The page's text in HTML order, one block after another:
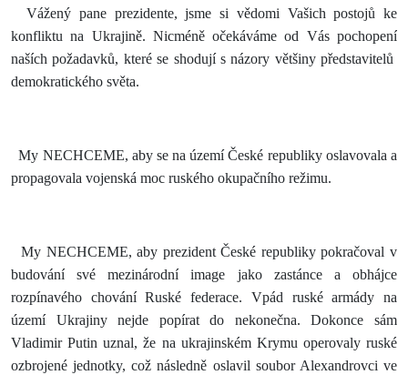
Vážený pane prezidente, jsme si vědomi Vašich postojů ke
konfliktu na Ukrajině. Nicméně očekáváme od Vás pochopení
naších požadavků, které se shodují s názory většiny představitelů
demokratického světa.
My NECHCEME, aby se na území České republiky oslavovala a
propagovala vojenská moc ruského okupačního režimu.
My NECHCEME, aby prezident České republiky pokračoval v
budování své mezinárodní image jako zastánce a obhájce
rozpínavého chování Ruské federace. Vpád ruské armády na
území Ukrajiny nejde popírat do nekonečna. Dokonce sám
Vladimir Putin uznal, že na ukrajinském Krymu operovaly ruské
ozbrojené jednotky, což následně oslavil soubor Alexandrovci ve